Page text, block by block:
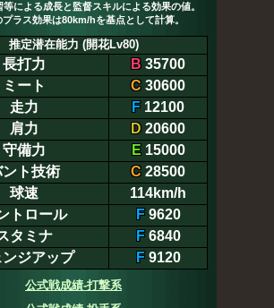
による成長と監督スキルによる効果の値。
ラス効果は80km/hを基点として計算。
推定潜在能力 (開花Lv80)
長打力 B 35700
ミート
C 30600
走力
F 12100
肩力
D 20600
守備力
E15000
ント技術
C 28500
球速
114km/h
トロール
F9620
タミナ
F6840
ジアップ
F9120
公式戦成績-打撃系